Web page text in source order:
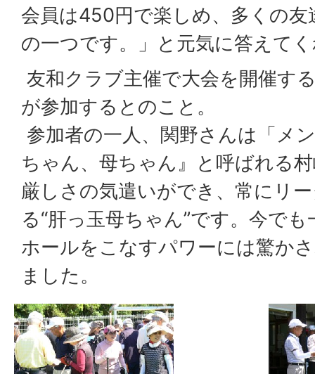
会員は450円で楽しめ、多くの
の一つです。」と元気に答えて
友和クラブ主催で大会を開催す
が参加するとのこと。
参加者の一人、関野さんは「メ
ちゃん、母ちゃん』と呼ばれる
厳しさの気遣いができ、常にリ
る“肝っ玉母ちゃん”です。今で
ホールをこなすパワーには驚か
ました。